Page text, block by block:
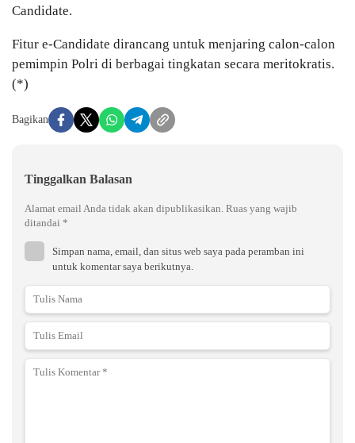
Candidate.
Fitur e-Candidate dirancang untuk menjaring calon-calon
pemimpin Polri di berbagai tingkatan secara meritokratis.
(*)
Bagikan
Tinggalkan Balasan
Alamat email Anda tidak akan dipublikasikan. Ruas yang wajib
ditandai *
Simpan nama, email, dan situs web saya pada peramban ini
untuk komentar saya berikutnya.